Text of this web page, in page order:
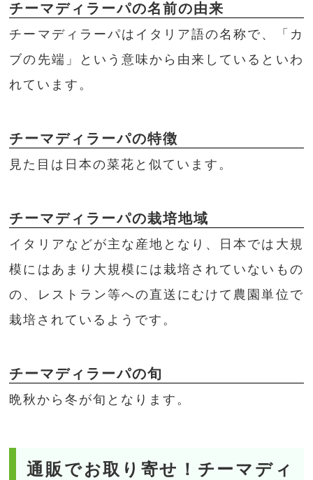
チーマディラーパの名前の由来
チーマディラーパはイタリア語の名称で、「カ
ブの先端」という意味から由来しているといわ
れています。
チーマディラーパの特徴
見た目は日本の菜花と似ています。
チーマディラーパの栽培地域
イタリアなどが主な産地となり、日本では大規
模にはあまり大規模には栽培されていないもの
の、レストラン等への直送にむけて農園単位で
栽培されているようです。
チーマディラーパの旬
晩秋から冬が旬となります。
通販でお取り寄せ！チーマディ